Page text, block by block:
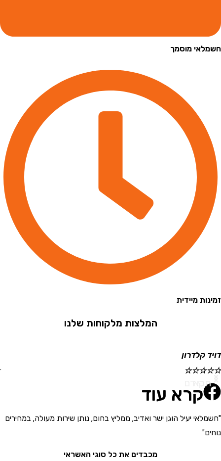
מוסמך
מיידית
המלצות מלקוחות שלנו
☆
☆
קרא עוד
יעיל הוגן ישר ואדיב, ממליץ בחום, נותן שירות מעולה, במחירים
מכבדים את כל סוגי האשראי